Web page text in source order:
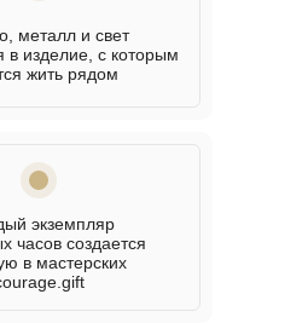
экземпляр
часов создается
в мастерских
металл и свет
в изделие, с которым
жить рядом